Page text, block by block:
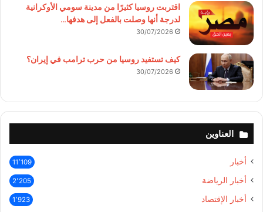
اقتربت روسيا كثيرًا من مدينة سومي الأوكرانية
لدرجة أنها وصلت بالفعل إلى هدفها…
30/07/2026
كيف تستفيد روسيا من حرب ترامب في إيران؟
30/07/2026
العناوين
أخبار 11٬109
أخبار الرياضة 2٬205
أخبار الإقتصاد 1٬923